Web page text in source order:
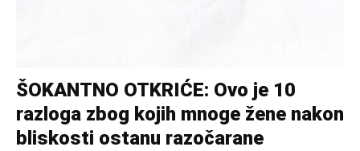
ŠOKANTNO OTKRIĆE: Ovo je 10
razloga zbog kojih mnoge žene nakon
bliskosti ostanu razočarane